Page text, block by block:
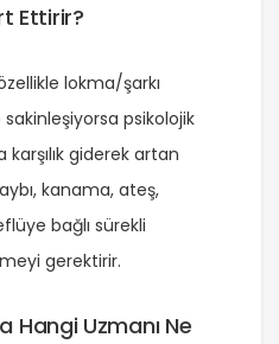
Ettirir?
lokma/şarkı
psikolojik
karşılık giderek artan
kanama, ateş,
bağlı sürekli
gerektirir.
Hangi Uzmanı Ne